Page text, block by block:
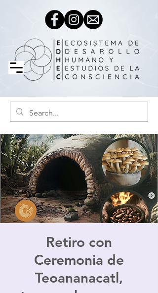
Retiro con
Ceremonia de
Teoananacatl,